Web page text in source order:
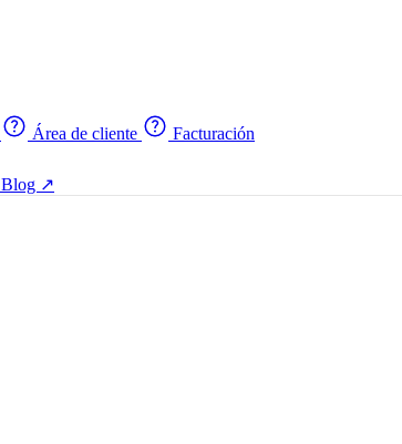
Área de cliente
Facturación
Blog ↗